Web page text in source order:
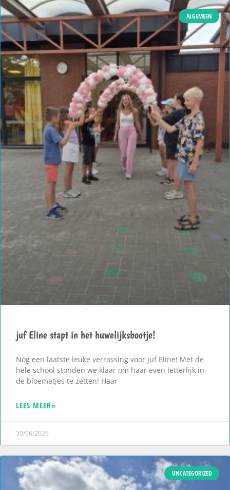
ALGEMEEN
juf Eline stapt in het huwelijksbootje!
Nog een laatste leuke verrassing voor juf Eline! Met de
hele school stonden we klaar om haar even letterlijk in
de bloemetjes te zetten! Haar
LEES MEER»
30/06/2026
UNCATEGORIZED